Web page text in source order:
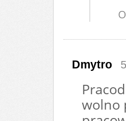
Dmytro
wolno